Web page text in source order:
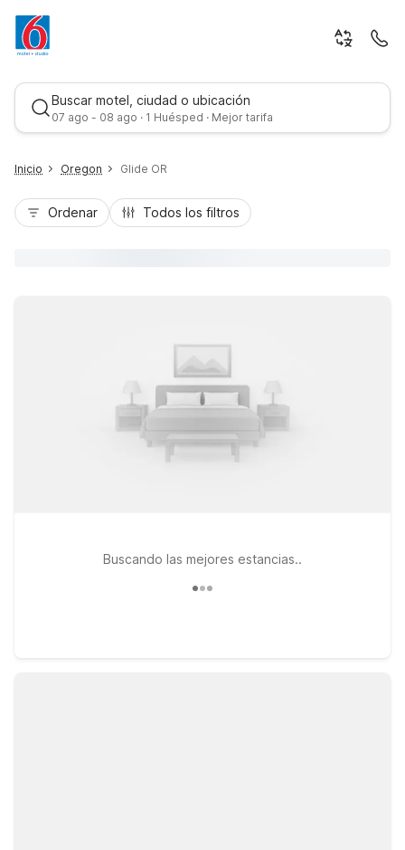
Buscar motel, ciudad o ubicación
07 ago - 08 ago · 1 Huésped · Mejor tarifa
Inicio Oregon Glide OR
Ordenar Todos los filtros
Buscando las mejores estancias..